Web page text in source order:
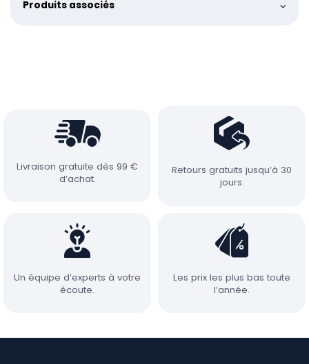
Produits associés
Livraison gratuite dès 99 €
d’achat.
Retours gratuits jusqu’à 30
jours.
Un équipe d’experts à votre
écoute.
Les prix les plus bas toute
l’année.